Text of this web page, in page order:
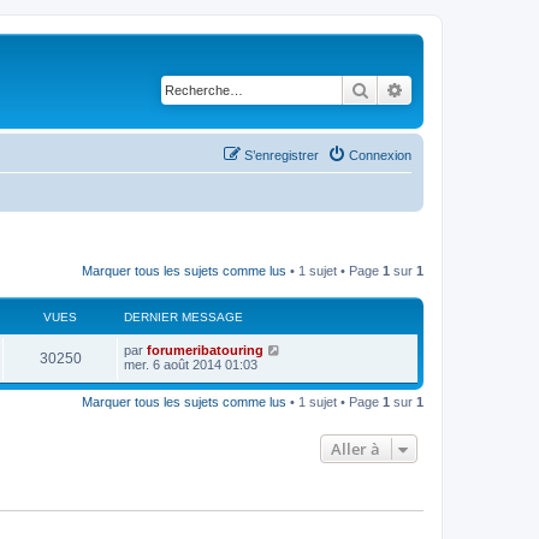
Rechercher
Connexion
S’enregistrer
Marquer tous les sujets comme lus • 1 sujet • Page 1 sur 1
VUES DERNIER MESSAGE
30250V
u
D
e
n
i
a
par forumeribatouring
mer. 6 août 2014 01:03
Marquer tous les sujets comme lus • 1 sujet • Page 1 sur 1
Aller à